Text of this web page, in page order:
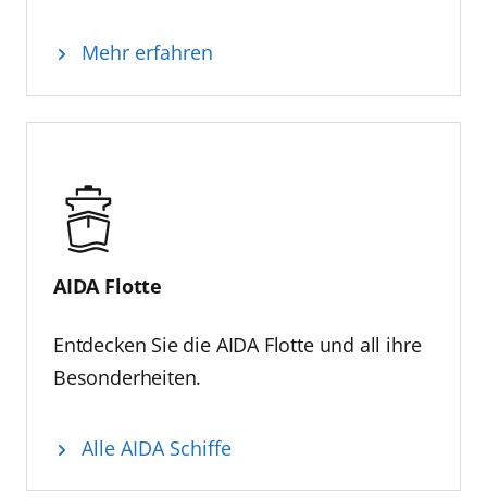
Mehr erfahren
AIDA Flotte
Entdecken Sie die AIDA Flotte und all ihre
Besonderheiten.
Alle AIDA Schiffe